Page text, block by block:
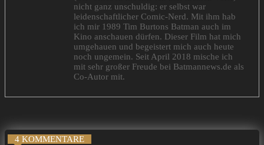
nicht ganz unschuldig: er selbst war
leidenschaftlicher Comic-Nerd. Mit ihm hab
ich mir 1989 Tim Burtons Batman auch im
Kino anschauen dürfen. Dieser Film hat mich
umgehauen und begeistert mich auch heute
noch ungemein. Seit April 2018 mische ich
mit sehr großer Freude bei Batmannews.de als
Co-Autor mit.
4 KOMMENTARE